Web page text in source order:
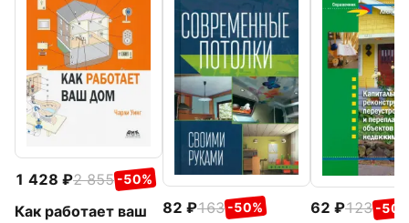
1 428 2 855 -50%
Как работает ваш
82 163 -50% 62 123 -